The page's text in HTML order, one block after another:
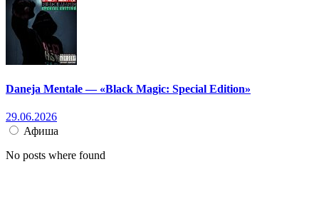
Daneja Mentale — «Black Magic: Special Edition»
29.06.2026
Афиша
No posts where found